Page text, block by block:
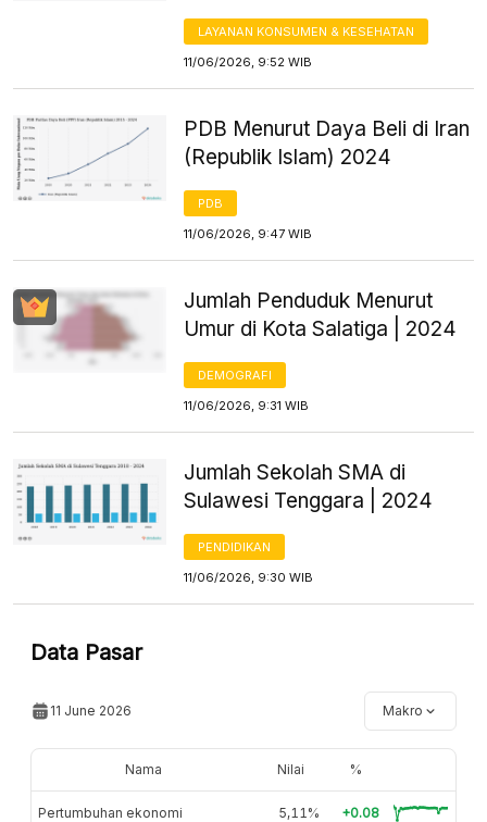
LAYANAN KONSUMEN & KESEHATAN
11/06/2026, 9:52 WIB
PDB Menurut Daya Beli di Iran
(Republik Islam) 2024
PDB
11/06/2026, 9:47 WIB
Jumlah Penduduk Menurut
Umur di Kota Salatiga | 2024
DEMOGRAFI
11/06/2026, 9:31 WIB
Jumlah Sekolah SMA di
Sulawesi Tenggara | 2024
PENDIDIKAN
11/06/2026, 9:30 WIB
Data Pasar
11 June 2026 Makro
Nama Nilai %
Pertumbuhan ekonomi 5,11% +0.08